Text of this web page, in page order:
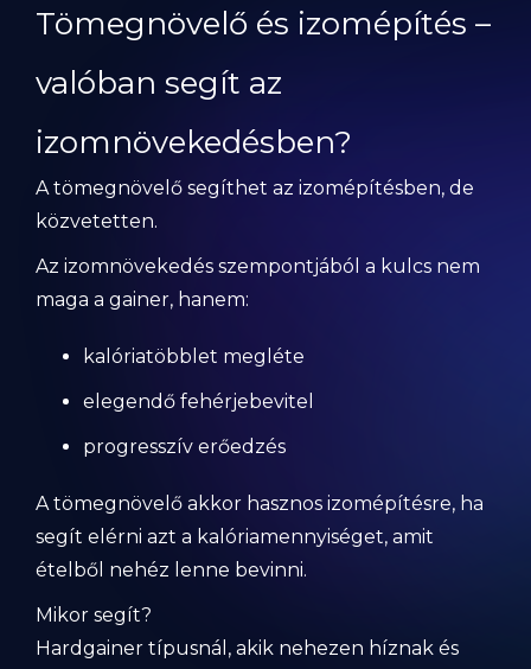
Tömegnövelő és izomépítés –
valóban segít az
izomnövekedésben?
A tömegnövelő segíthet az izomépítésben, de
közvetetten.
Az izomnövekedés szempontjából a kulcs nem
maga a gainer, hanem:
kalóriatöbblet megléte
elegendő fehérjebevitel
progresszív erőedzés
A tömegnövelő akkor hasznos izomépítésre, ha
segít elérni azt a kalóriamennyiséget, amit
ételből nehéz lenne bevinni.
Mikor segít?
Hardgainer típusnál, akik nehezen híznak és